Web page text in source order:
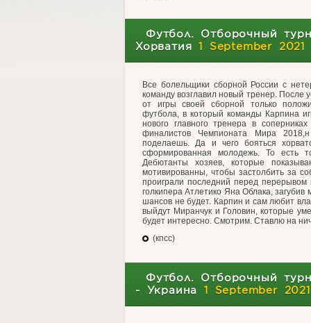
Футбол. Отборочный
Хорватия1 September 2021
Все болельщики сборной России с
команду возглавил новый тренер. После
от игры своей сборной только
футбола, в который команды Карпина
нового главного тренера в
финалистов Чемпионата Мира
поделаешь. Да и чего бояться
сформированная молодежь. То есть
Дебютанты хозяев, которые
мотивированны, чтобы застолбить за
проиграли последний перед
голкипера Атлетико Яна Облака, загубив
шансов не будет. Карпин и сам любит
выйдут Миранчук и Головин, которые
будет интересно. Смотрим. Ставлю на
(кпсс)
Футбол. Отборочный
- Украина1 September 2021